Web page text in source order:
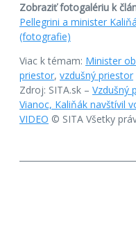
Zobraziť fotogalériu k
Pellegrini a minister
(fotografie)
Viac k témam: Minister
priestor, vzdušný priestor
Zdroj: SITA.sk – Vzdušný
Vianoc, Kaliňák navštívil
VIDEO © SITA Všetky